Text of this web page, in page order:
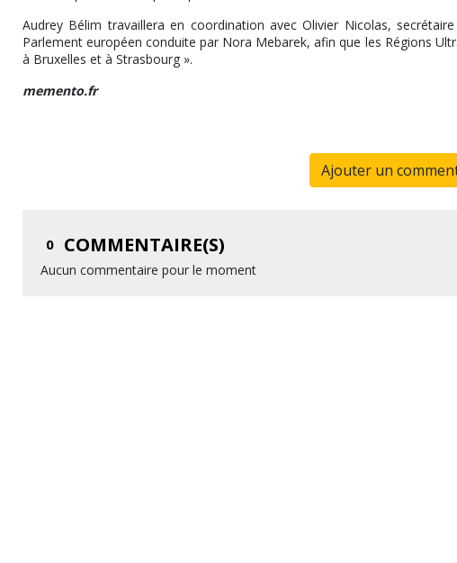
Audrey Bélim travaillera en coordination avec Olivier Nicolas,
Parlement européen conduite par Nora Mebarek, afin que les Régions
à Bruxelles et à Strasbourg ».
memento.fr
Ajouter un
0 COMMENTAIRE(S)
Aucun commentaire pour le moment